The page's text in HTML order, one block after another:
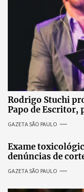
Rodrigo Stuchi
Papo de Escritor,
especialistas
prosperidade.
GAZETA SÃO PAULO
Exame
denúncias de
revolta entre
GAZETA SÃO PAULO